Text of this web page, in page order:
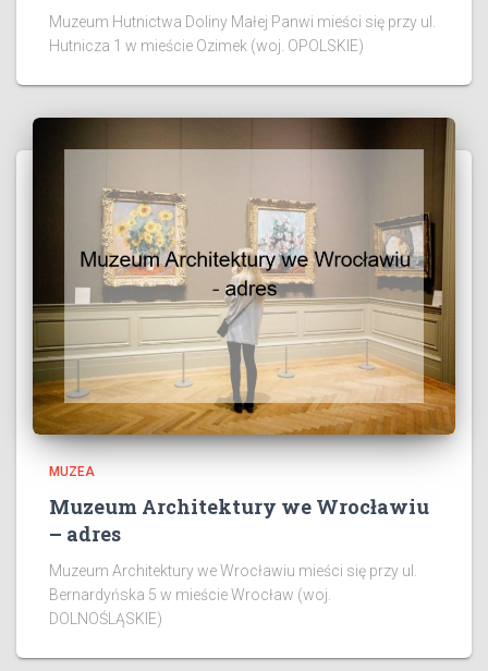
Muzeum Hutnictwa Doliny Małej Panwi mieści się przy ul.
Hutnicza 1 w mieście Ozimek (woj. OPOLSKIE)
MUZEA
Muzeum Architektury we Wrocławiu
– adres
Muzeum Architektury we Wrocławiu mieści się przy ul.
Bernardyńska 5 w mieście Wrocław (woj.
DOLNOŚLĄSKIE)